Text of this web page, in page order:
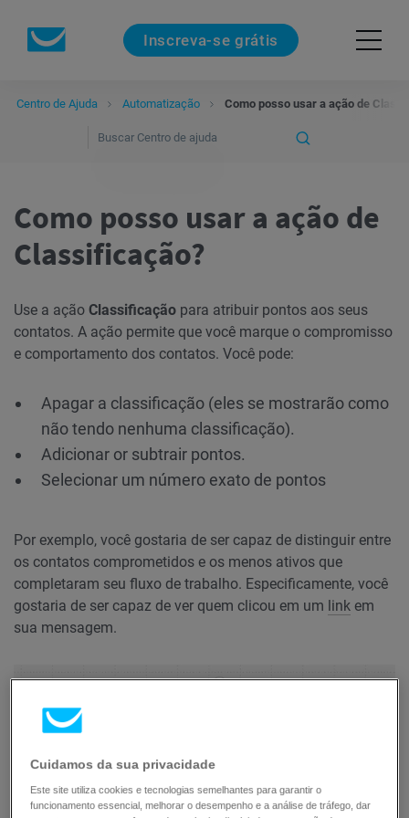
Inscreva-se grátis
Centro de Ajuda Automatização Como posso usar a ação de
Como posso usar a ação de
Classificação?
Use a ação Classificação para atribuir pontos aos seus
contatos. A ação permite que você marque o compromisso
e comportamento dos contatos. Você pode:
Apagar a classificação (eles se mostrarão como
não tendo nenhuma classificação).
Adicionar or subtrair pontos.
Selecionar um número exato de pontos
Por exemplo, você gostaria de ser capaz de distinguir entre
os contatos comprometidos e os menos ativos que
completaram seu fluxo de trabalho. Especificamente, você
gostaria de ser capaz de ver quem clicou em um link em
sua mensagem.
Cuidamos da sua privacidade
Este site utiliza cookies e tecnologias semelhantes para garantir o
funcionamento essencial, melhorar o desempenho e a análise de tráfego, dar